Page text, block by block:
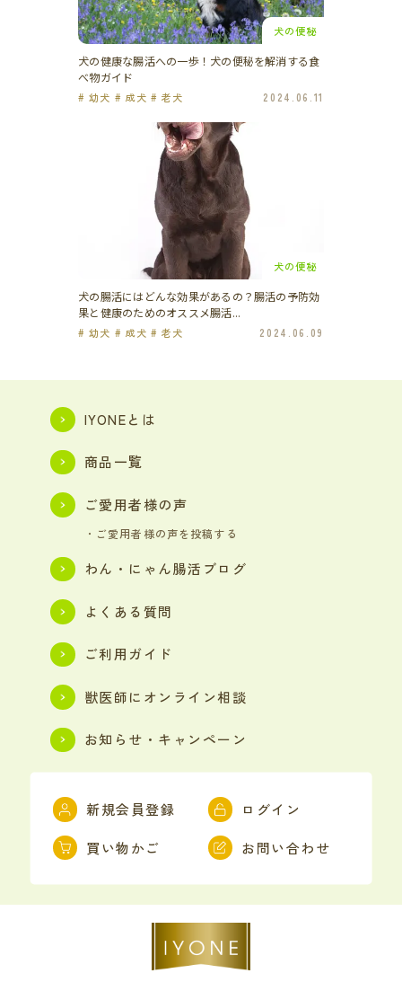
犬の便秘
犬の健康な腸活への一歩！犬の便秘を解消する食
べ物ガイド
# 幼犬 # 成犬 # 老犬 2024.06.11
犬の便秘
犬の腸活にはどんな効果があるの？腸活の予防効
果と健康のためのオススメ腸活...
# 幼犬 # 成犬 # 老犬 2024.06.09
IYONEとは
商品一覧
ご愛用者様の声
・ご愛用者様の声を投稿する
わん・にゃん腸活ブログ
よくある質問
ご利用ガイド
獣医師にオンライン相談
お知らせ・キャンペーン
新規会員登録 ログイン
買い物かご お問い合わせ